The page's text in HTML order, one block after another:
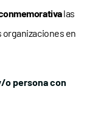
las
organizaciones en
o persona con